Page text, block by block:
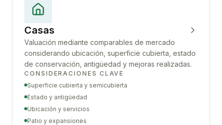
Casas
Valuación mediante comparables de mercado
considerando ubicación, superficie cubierta, estado
de conservación, antigüedad y mejoras realizadas.
CONSIDERACIONES CLAVE
Superficie cubierta y semicubierta
Estado y antigüedad
Ubicación y servicios
Patio y expansiones